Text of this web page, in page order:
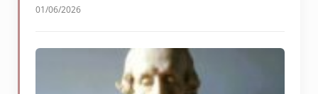
01/06/2026